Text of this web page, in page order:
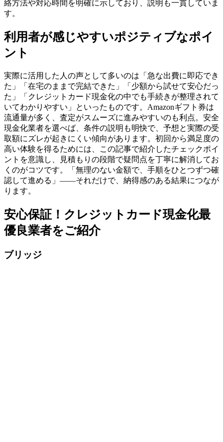
絡方法や対応時間を明確に示しており、説明も一貫していま
す。
利用者が感じやすいポジティブなポイ
ント
実際に活用した人の声として多いのは「急な出費に即応でき
た」「在宅のままで完結できた」「少額から試せて安心だっ
た」「クレジットカード現金化の中でも手続きが整理されて
いてわかりやすい」といったものです。Amazonギフト券は
流通量が多く、査定がスムーズに進みやすいのも利点。安全
現金化業者を選べば、条件の説明も明快で、予想と実際の受
取額にズレが起きにくい傾向があります。初回から満足度の
高い体験を得るためには、この記事で紹介したチェックポイ
ントを意識し、見積もりの段階で疑問点を丁寧に解消してお
くのがコツです。「無理のない金額で、手順をひとつずつ確
認して進める」——それだけで、納得感のある結果につなが
ります。
安心保証！クレジットカード現金化最
優良業者をご紹介
ブリッジ